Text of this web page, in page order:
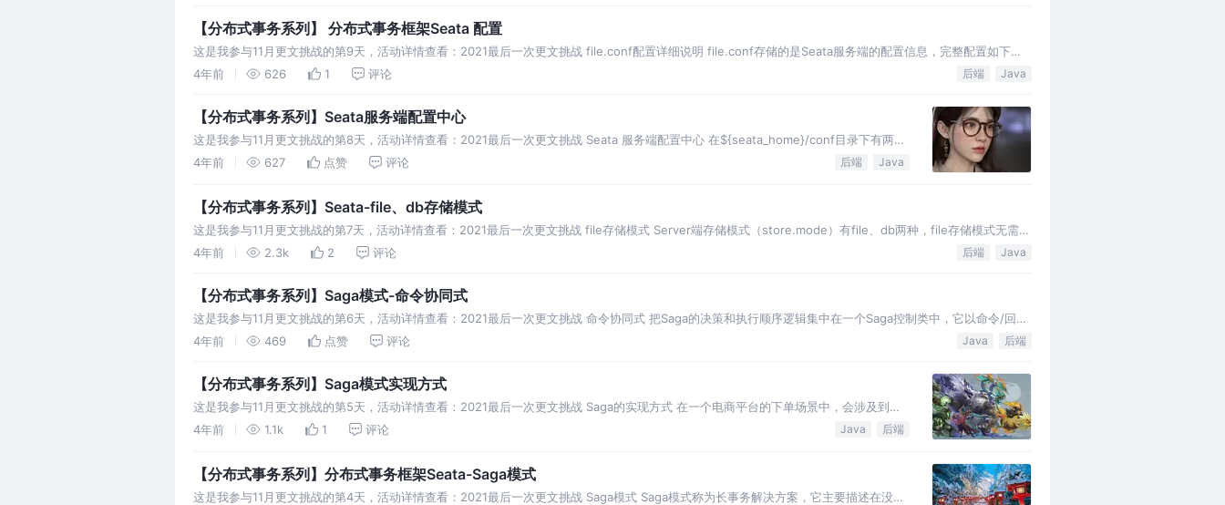
【分布式事务系列】 分布式事务框架Seata 配置
这是我参与11月更文挑战的第9天，活动详情查看：2021最后一次更文挑战 file.conf配置详细说明 file.conf存储的是Seata服务端的配置信息，完整配置如下：
Seata服务端启动时会
4年前 626 1 评论 后端 Java
【分布式事务系列】Seata服务端配置中心
这是我参与11月更文挑战的第8天，活动详情查看：2021最后一次更文挑战 Seata 服务端配置中心 在${seata_home}/conf目录下有两个
配置文件，分别是registry.conf和fi
4年前 627 点赞 评论 后端 Java
【分布式事务系列】Seata-file、db存储模式
这是我参与11月更文挑战的第7天，活动详情查看：2021最后一次更文挑战 file存储模式 Server端存储模式（store.mode）有file、db两种，file存储模式无需改
动，直接启动即可。
4年前 2.3k 2 评论 后端 Java
【分布式事务系列】Saga模式-命令协同式
这是我参与11月更文挑战的第6天，活动详情查看：2021最后一次更文挑战 命令协同式 把Saga的决策和执行顺序逻辑集中在一个Saga控制类中，它以命令/回复
的方式与每项服务进行通信，告诉它们应该执行
4年前 469 点赞 评论 Java 后端
【分布式事务系列】Saga模式实现方式
这是我参与11月更文挑战的第5天，活动详情查看：2021最后一次更文挑战 Saga的实现方式 在一个电商平台的下单场景中，会涉及到订
单的创建、商品库存的扣减、钱包支付、积分赠送等操作，整体的时序图如下
4年前 1.1k 1 评论 Java 后端
【分布式事务系列】分布式事务框架Seata-Saga模式
这是我参与11月更文挑战的第4天，活动详情查看：2021最后一次更文挑战 Saga模式 Saga模式称为长事务解决方案，它主要描述在没有